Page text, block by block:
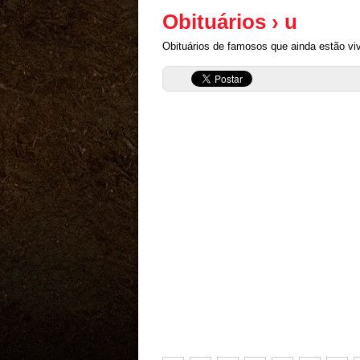
Obituários › u
Obituários de famosos que ainda estão